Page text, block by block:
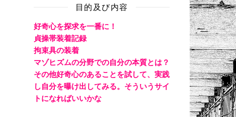
目的及び内容
好奇心を探求を一番に！
貞操帯装着記録
拘束具の装着
マゾヒズムの分野での自分の本質とは？
その他好奇心のあることを試して、実践
し自分を曝け出してみる。そういうサイ
トになればいいかな